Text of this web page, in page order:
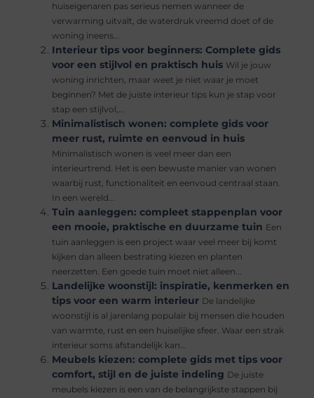
huiseigenaren pas serieus nemen wanneer de
verwarming uitvalt, de waterdruk vreemd doet of de
woning ineens...
Interieur tips voor beginners: Complete gids
voor een stijlvol en praktisch huis Wil je jouw
woning inrichten, maar weet je niet waar je moet
beginnen? Met de juiste interieur tips kun je stap voor
stap een stijlvol,...
Minimalistisch wonen: complete gids voor
meer rust, ruimte en eenvoud in huis
Minimalistisch wonen is veel meer dan een
interieurtrend. Het is een bewuste manier van wonen
waarbij rust, functionaliteit en eenvoud centraal staan.
In een wereld...
Tuin aanleggen: compleet stappenplan voor
een mooie, praktische en duurzame tuin Een
tuin aanleggen is een project waar veel meer bij komt
kijken dan alleen bestrating kiezen en planten
neerzetten. Een goede tuin moet niet alleen...
Landelijke woonstijl: inspiratie, kenmerken en
tips voor een warm interieur De landelijke
woonstijl is al jarenlang populair bij mensen die houden
van warmte, rust en een huiselijke sfeer. Waar een strak
interieur soms afstandelijk kan...
Meubels kiezen: complete gids met tips voor
comfort, stijl en de juiste indeling De juiste
meubels kiezen is een van de belangrijkste stappen bij